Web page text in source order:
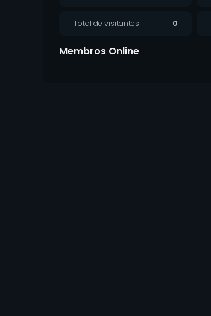
Total de visitantes 0
Membros Online